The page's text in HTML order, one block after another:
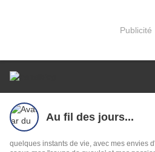
Publicité
Au fil des jours...
quelques instants de vie, avec mes envies